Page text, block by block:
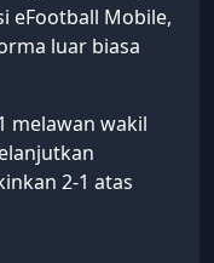
eFootball Mobile,
luar biasa
melawan wakil
2-1 atas